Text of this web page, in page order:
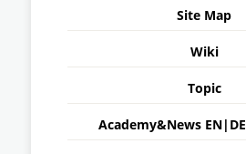
Site Map
Wiki
Topic
Academy&News EN| DE